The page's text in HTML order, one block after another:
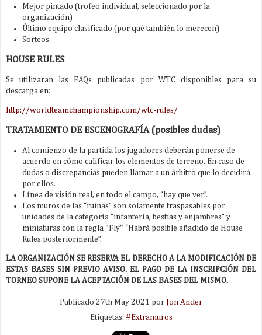
Mejor pintado (trofeo individual, seleccionado por la
organización)
Último equipo clasificado (por qué también lo merecen)
Sorteos.
HOUSE RULES
Se utilizaran las FAQs publicadas por WTC disponibles para su
descarga en:
http://worldteamchampionship.com/wtc-rules/
TRATAMIENTO DE ESCENOGRAFÍA (posibles dudas)
Al comienzo de la partida los jugadores deberán ponerse de
acuerdo en cómo calificar los elementos de terreno. En caso de
dudas o discrepancias pueden llamar a un árbitro que lo decidirá
por ellos.
Línea de visión real, en todo el campo, “hay que ver”.
Los muros de las “ruinas” son solamente traspasables por
unidades de la categoría “infantería, bestias y enjambres” y
miniaturas con la regla "Fly" “Habrá posible añadido de House
Rules posteriormente”.
LA ORGANIZACIÓN SE RESERVA EL DERECHO A LA MODIFICACIÓN DE
ESTAS BASES SIN PREVIO AVISO. EL PAGO DE LA INSCRIPCIÓN DEL
TORNEO SUPONE LA ACEPTACIÓN DE LAS BASES DEL MISMO.
Publicado 27th May 2021 por Jon Ander
Etiquetas: #Extramuros